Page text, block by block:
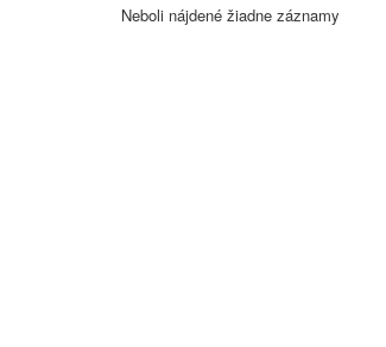
Neboli nájdené žiadne záznamy